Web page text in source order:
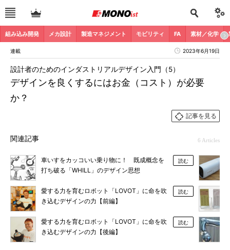
組み込み開発 メカ設計 製造マネジメント モビリティ FA 素材／化学
連載 2023年6月19日
デザインを良くするにはお金（コスト）が必要
か？
設計者のためのインダストリアルデザイン入門（5）
記事を見る
関連記事 6 Articles
車いすをカッコいい乗り物に！ 既成概念を
打ち破る「WHILL」のデザイン思想
読む
愛する力を育むロボット「LOVOT」に命を吹
き込むデザインの力【前編】
読む
愛する力を育むロボット「LOVOT」に命を吹
き込むデザインの力【後編】
読む